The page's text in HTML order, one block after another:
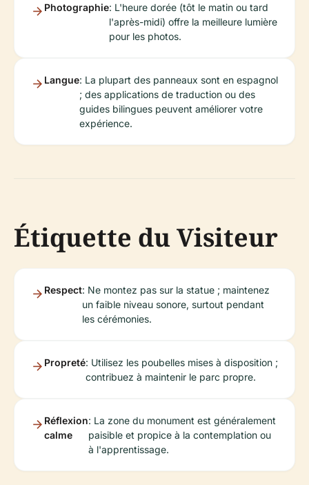
Photographie: L'heure dorée (tôt le matin ou tard
l'après-midi) offre la meilleure lumière
pour les photos.
Langue: La plupart des panneaux sont en espagnol
; des applications de traduction ou des
guides bilingues peuvent améliorer votre
expérience.
Étiquette du Visiteur
Respect: Ne montez pas sur la statue ; maintenez
un faible niveau sonore, surtout pendant
les cérémonies.
Propreté: Utilisez les poubelles mises à disposition ;
contribuez à maintenir le parc propre.
Réflexion
calme
: La zone du monument est généralement
paisible et propice à la contemplation ou
à l'apprentissage.